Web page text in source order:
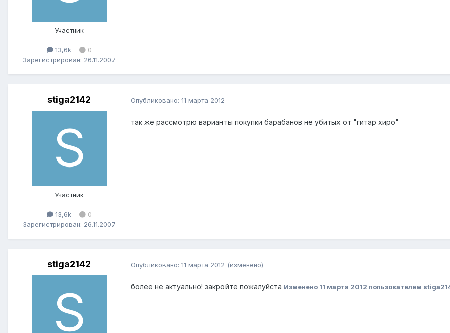
Участник
13,6k
0
Зарегистрирован: 26.11.2007
stiga2142
Участник
13,6k
0
Зарегистрирован: 26.11.2007
Опубликовано: 11 марта 2012
так же рассмотрю варианты покупки барабанов не убитых от "гитар хиро"
stiga2142 Опубликовано: 11 марта 2012 (изменено)
более не актуально! закройте пожалуйста Изменено 11 марта 2012 пользователем